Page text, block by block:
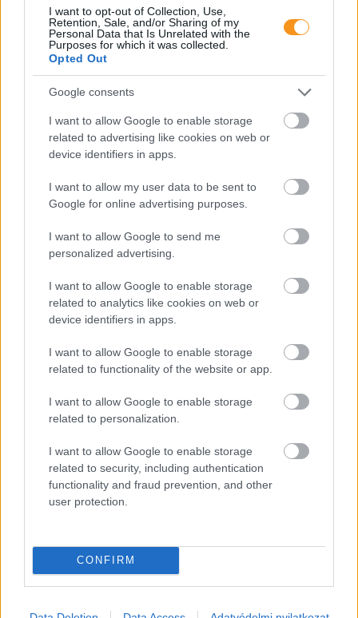
I want to opt-out of Collection, Use,
Retention, Sale, and/or Sharing of my
Personal Data that Is Unrelated with the
Purposes for which it was collected.
Opted Out
Google consents
I want to allow Google to enable storage
related to advertising like cookies on web or
device identifiers in apps.
I want to allow my user data to be sent to
Google for online advertising purposes.
I want to allow Google to send me
personalized advertising.
I want to allow Google to enable storage
related to analytics like cookies on web or
device identifiers in apps.
I want to allow Google to enable storage
related to functionality of the website or app.
I want to allow Google to enable storage
related to personalization.
I want to allow Google to enable storage
related to security, including authentication
functionality and fraud prevention, and other
user protection.
CONFIRM
Sok szülő félreérti a félévi
bizonyítványt, ezért!
"rossz" félévi bizonyítványt hoz haza. Ilyenkor
könnyű téves következtetéseket levonni: a gyerek
lusta, figyelmetlen volt, pedig a háttérben jóval
a rossz jegyeket inkább jelzésnek kell felfognunk,
amelyek arra hívják fel a figyelmet, hogy valahol
elakadás történt.
A mentálisan erős gyerekeket így
nevelik – 4 fontos szemlélet
Mitől lesz egy gyerekből olyan felnőtt, aki mer
hibázni, újrakezdeni és kiállni magáért? Az
tulajdonság, hanem lassan épülő belső